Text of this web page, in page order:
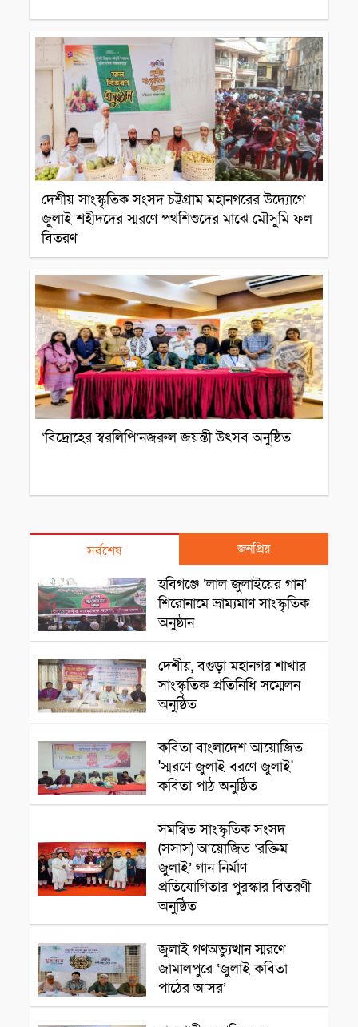
সাংস্কৃতিক প্রতিষ্ঠান
দেশীয় সাংস্কৃতিক সংসদ চট্টগ্রাম মহানগরের উদ্যোগে
জুলাই শহীদদের স্মরণে পথশিশুদের মাঝে মৌসুমি ফল
বিতরণ
সাংস্কৃতিক প্রতিষ্ঠান
‘বিদ্রোহের স্বরলিপি’নজরুল জয়ন্তী উৎসব অনুষ্ঠিত
সর্বশেষ জনপ্রিয়
হবিগঞ্জে ‘লাল জুলাইয়ের গান’
শিরোনামে ভ্রাম্যমাণ সাংস্কৃতিক
অনুষ্ঠান
দেশীয়, বগুড়া মহানগর শাখার
সাংস্কৃতিক প্রতিনিধি সম্মেলন
অনুষ্ঠিত
কবিতা বাংলাদেশ আয়োজিত
'স্মরণে জুলাই বরণে জুলাই'
কবিতা পাঠ অনুষ্ঠিত
সমন্বিত সাংস্কৃতিক সংসদ
(সসাস) আয়োজিত ‘রক্তিম
জুলাই’ গান নির্মাণ
প্রতিযোগিতার পুরস্কার বিতরণী
অনুষ্ঠিত
জুলাই গণঅভ্যুত্থান স্মরণে
জামালপুরে ‘জুলাই কবিতা
পাঠের আসর’